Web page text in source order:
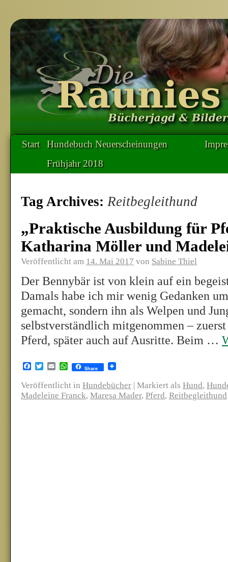
Start
Hundebuch Neuerscheinungen
Frühjahr 2018
Tag Archives: Reitbegleithund
„Praktische Ausbildung für
Katharina Möller und
Veröffentlicht am 14. Mai 2017 von Sabine Thiel
Der Bennybär ist von klein auf ein
Damals habe ich mir wenig Gedanken
gemacht, sondern ihn als Welpen und
selbstverständlich mitgenommen –
Pferd, später auch auf Ausritte. Beim …
Facebook
TwitterEmailWhatsApp
Share
Veröffentlicht in Hundebücher | Markiert als Hund,
Madeleine Franck, Maresa Mader, Pferd, Reitbegleithund